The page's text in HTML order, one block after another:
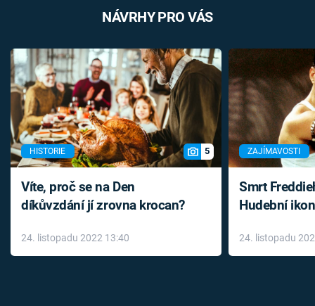
NÁVRHY PRO VÁS
HISTORIE 5
Víte, proč se na Den
díkůvzdání jí zrovna krocan?
24. listopadu 2022 13:40
ZAJÍMAVOSTI
Smrt
Hudební
léky
24. listopadu